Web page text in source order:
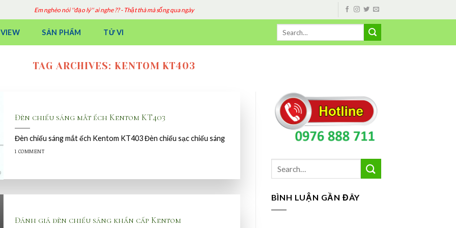
Em nghèo nói ''đạo lý'' ai nghe ?? - Thật thà mà sống qua ngày
SẢN PHẨM TỬ VI
TAG ARCHIVES: KENTOM KT403
Đèn chiếu sáng mắt ếch Kentom KT403
Đèn chiếu sáng mắt ếch Kentom KT403 Đèn chiếu sạc chiếu sáng
1 COMMENT
Đánh giá đèn chiếu sáng khẩn cấp Kentom
BÌNH LUẬN GẦN ĐÂY